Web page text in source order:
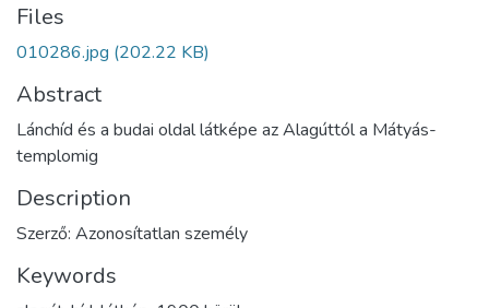
Files
010286.jpg (202.22 KB)
Abstract
Lánchíd és a budai oldal látképe az Alagúttól a Mátyás-
templomig
Description
Szerző: Azonosítatlan személy
Keywords